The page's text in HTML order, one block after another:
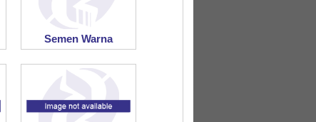
Semen Warna